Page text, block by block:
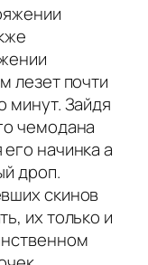
лезет почти
минут. Зайдя
чемодана
начинка а
дроп.
скинов
их только и